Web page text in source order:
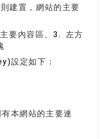
建置，網站的主要
要內容區、3. 左方
設定如下：
本網站的主要連